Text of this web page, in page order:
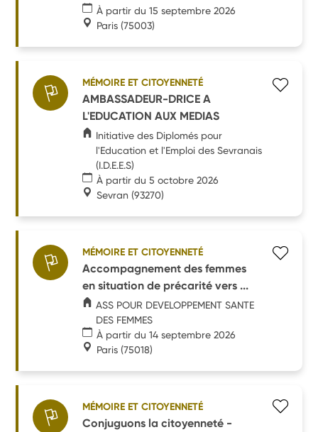
À partir du 15 septembre 2026
Paris (75003)
MÉMOIRE ET CITOYENNETÉ
AMBASSADEUR-DRICE A
L'EDUCATION AUX MEDIAS
Initiative des Diplomés pour
l'Education et l'Emploi des Sevranais
(I.D.E.E.S)
À partir du 5 octobre 2026
Sevran (93270)
MÉMOIRE ET CITOYENNETÉ
Accompagnement des femmes
en situation de précarité vers ...
ASS POUR DEVELOPPEMENT SANTE
DES FEMMES
À partir du 14 septembre 2026
Paris (75018)
MÉMOIRE ET CITOYENNETÉ
Conjuguons la citoyenneté -